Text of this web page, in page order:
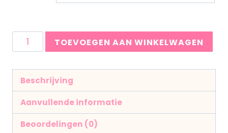
TOEVOEGEN AAN WINKELWAGEN
Beschrijving
Aanvullende informatie
Beoordelingen (0)